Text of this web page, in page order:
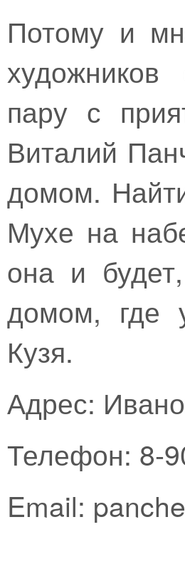
Потому и
пару с
Виталий
домом.
Мухе на
она и
домом, где
Кузя.
Адрес:
Телефон: 8-
Email: